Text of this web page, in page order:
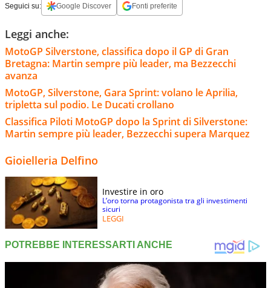
Seguici su: Google Discover Fonti preferite
Leggi anche:
MotoGP Silverstone, classifica dopo il GP di Gran
Bretagna: Martin sempre più leader, ma Bezzecchi
avanza
MotoGP, Silverstone, Gara Sprint: volano le Aprilia,
tripletta sul podio. Le Ducati crollano
Classifica Piloti MotoGP dopo la Sprint di Silverstone:
Martin sempre più leader, Bezzecchi supera Marquez
Gioielleria Delfino
Investire in oro
L’oro torna protagonista tra gli investimenti
sicuri
LEGGI